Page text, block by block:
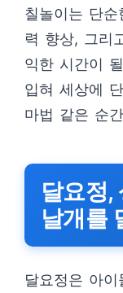
칠놀이는 단
력 향상, 그리
익한 시간이
입혀 세상에
마법 같은 순
달요정,
날개를
달요정은 아